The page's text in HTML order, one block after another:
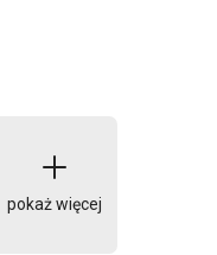
pokaż więcej